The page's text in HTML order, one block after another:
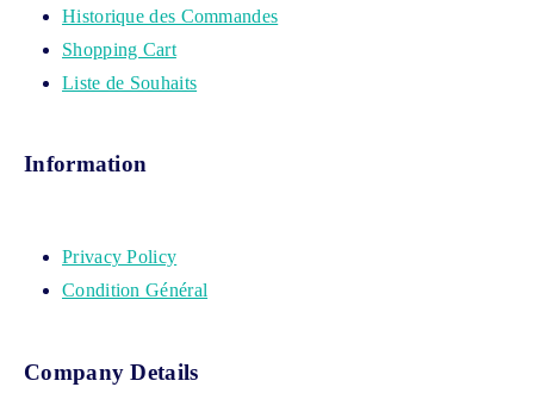
Historique des Commandes
Shopping Cart
Liste de Souhaits
Information
Privacy Policy
Condition Général
Company Details